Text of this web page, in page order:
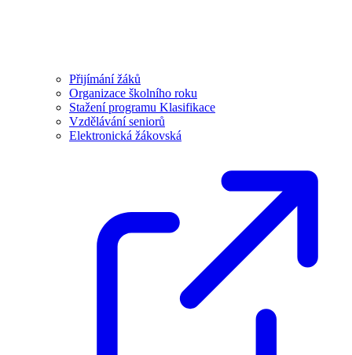
Přijímání žáků
Organizace školního roku
Stažení programu Klasifikace
Vzdělávání seniorů
Elektronická žákovská